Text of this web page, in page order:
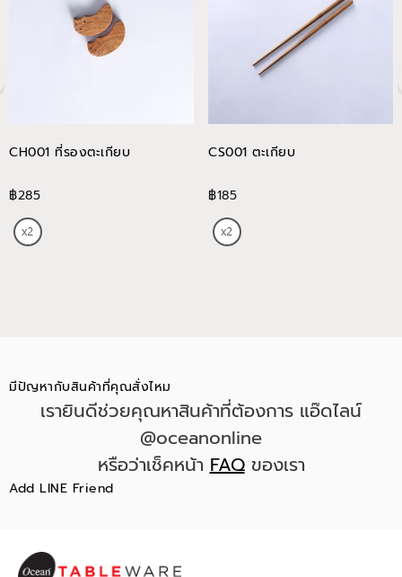
CH001 ที่รองตะเกียบ
฿285
CS001 ตะเกียบ
฿185
มีปัญหากับสินค้าที่คุณสั่งไหม
เรายินดีช่วยคุณหาสินค้าที่ต้องการ แอ๊ดไลน์
@oceanonline
หรือว่าเช็คหน้าFAQของเรา
Add LINE Friend